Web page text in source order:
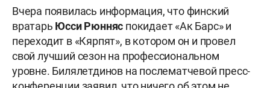
Вчера появилась информация, что финский
вратарь Юсси Рюнняс покидает «Ак Барс» и
переходит в «Кярпят», в котором он и провел
свой лучший сезон на профессиональном
уровне. Билялетдинов на послематчевой пресс-